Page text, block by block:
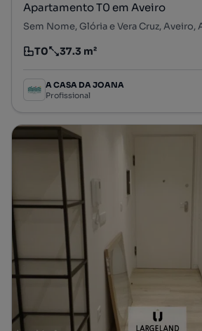
Apartamento T0 em Aveiro
Sem Nome, Glória e Vera Cruz, Aveiro,
Tipologia
T0
Preço por metro quadrado
37.3 m²
A CASA DA JOANA
Profissional